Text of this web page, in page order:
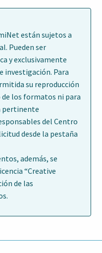
están sujetos a
Pueden ser
y exclusivamente
investigación. Para
su reproducción
los formatos ni para
pertinente
del Centro
desde la pestaña
además, se
“Creative
de las